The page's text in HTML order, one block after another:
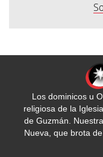
Los dominicos u
religiosa de la
de Guzmán.
Nueva, que brota